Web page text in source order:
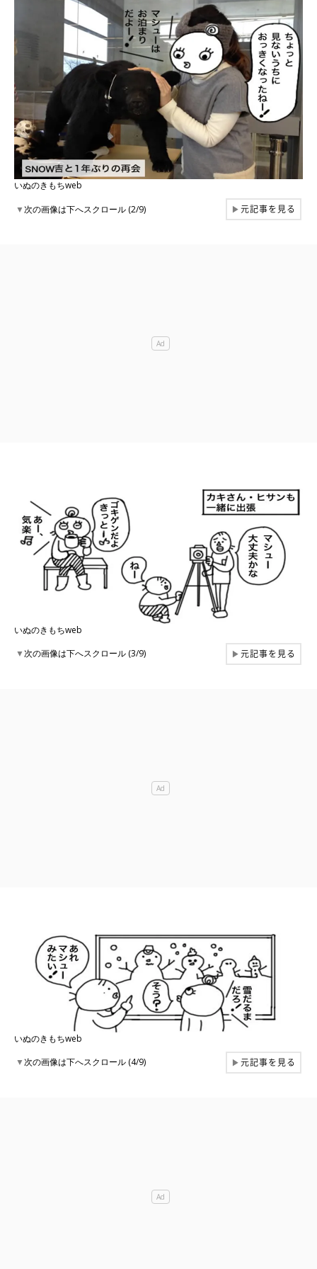
いぬのきもちweb
▼次の画像は下へスクロール (2/9) ▶元記事を見る
いぬのきもちweb
▼次の画像は下へスクロール (3/9) ▶元記事を見る
いぬのきもちweb
▼次の画像は下へスクロール (4/9) ▶元記事を見る